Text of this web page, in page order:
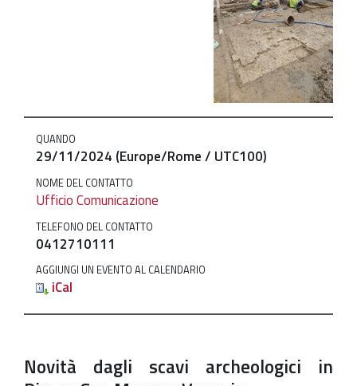
a-
venezia
Novità
dagli
scavi
San
Marco
a
2024-
11-
QUANDO
29/11/2024 (Europe/Rome / UTC100)
NOME DEL CONTATTO
Ufficio Comunicazione
TELEFONO DEL CONTATTO
0412710111
AGGIUNGI UN EVENTO AL CALENDARIO
iCal
Novità dagli scavi archeologici in